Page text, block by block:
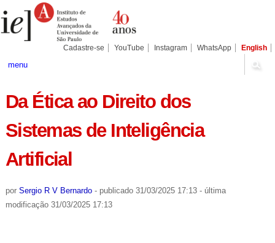
para
conteúdo.
Pessoais
Cadastre-se YouTube Instagram WhatsApp English
menu
Da Ética ao Direito dos
Sistemas de Inteligência
Artificial
por Sergio R V Bernardo - publicado31/03/2025 17:13 - última
modificação31/03/2025 17:13